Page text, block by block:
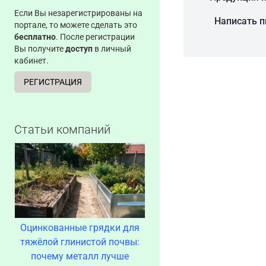
Если Вы незарегистрированы на
портале, то можете сделать это
бесплатно. После регистрации
Вы получитедоступ в личный
кабинет.
РЕГИСТРАЦИЯ
Статьи компаний
Оцинкованные грядки для
тяжёлой глинистой почвы:
почему металл лучше
Написать